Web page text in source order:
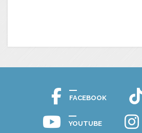
FACEBOOK
YOUTUBE